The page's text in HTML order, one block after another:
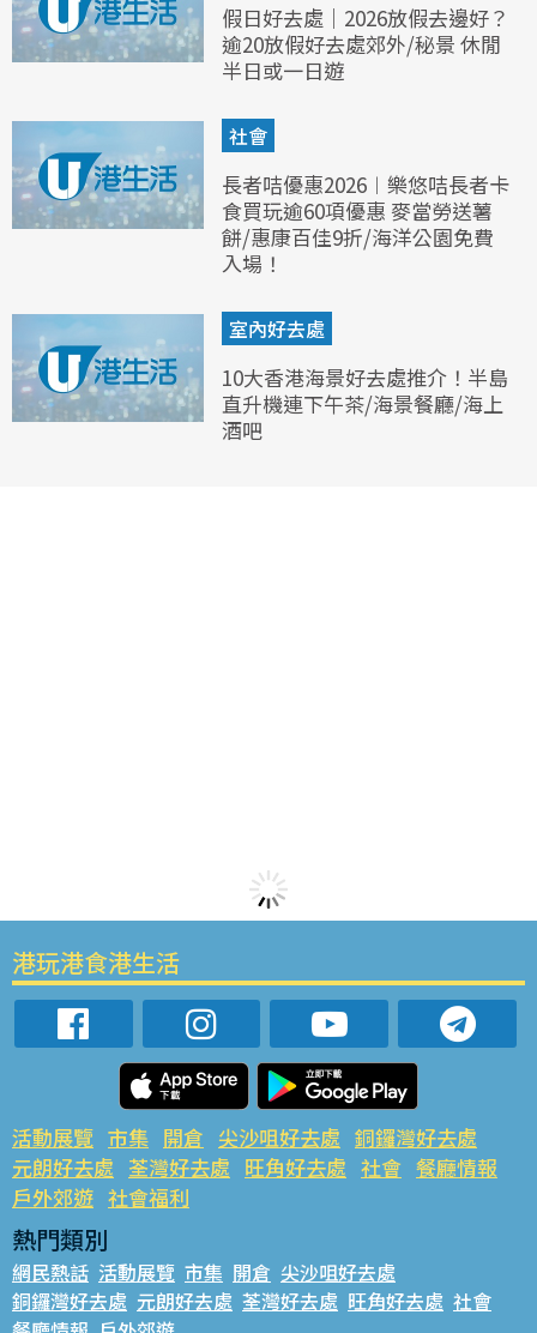
假日好去處｜2026放假去邊好？
逾20放假好去處郊外/秘景 休閒
半日或一日遊
社會
長者咭優惠2026︱樂悠咭長者卡
食買玩逾60項優惠 麥當勞送薯
餅/惠康百佳9折/海洋公園免費
入場！
室內好去處
10大香港海景好去處推介！半島
直升機連下午茶/海景餐廳/海上
酒吧
港玩港食港生活
活動展覽 市集 開倉 尖沙咀好去處 銅鑼灣好去處
元朗好去處 荃灣好去處 旺角好去處 社會 餐廳情報
戶外郊遊 社會福利
熱門類別
網民熱話 活動展覽 市集 開倉 尖沙咀好去處
銅鑼灣好去處 元朗好去處 荃灣好去處 旺角好去處 社會